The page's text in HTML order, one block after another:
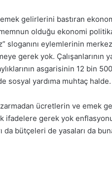
gelirlerini bastıran
olduğu ekonomi
sloganını eylemlerinin
gerek yok. Çalışanlarının
asgarisinin 12 bin
sosyal yardıma muhtaç halde.
ücretlerin ve emek
ifadelere gerek yok
bütçeleri de yasaları da